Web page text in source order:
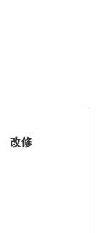
改修